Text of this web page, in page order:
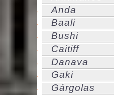
Anda
Baali
Bushi
Caitiff
Danava
Gaki
Gárgolas